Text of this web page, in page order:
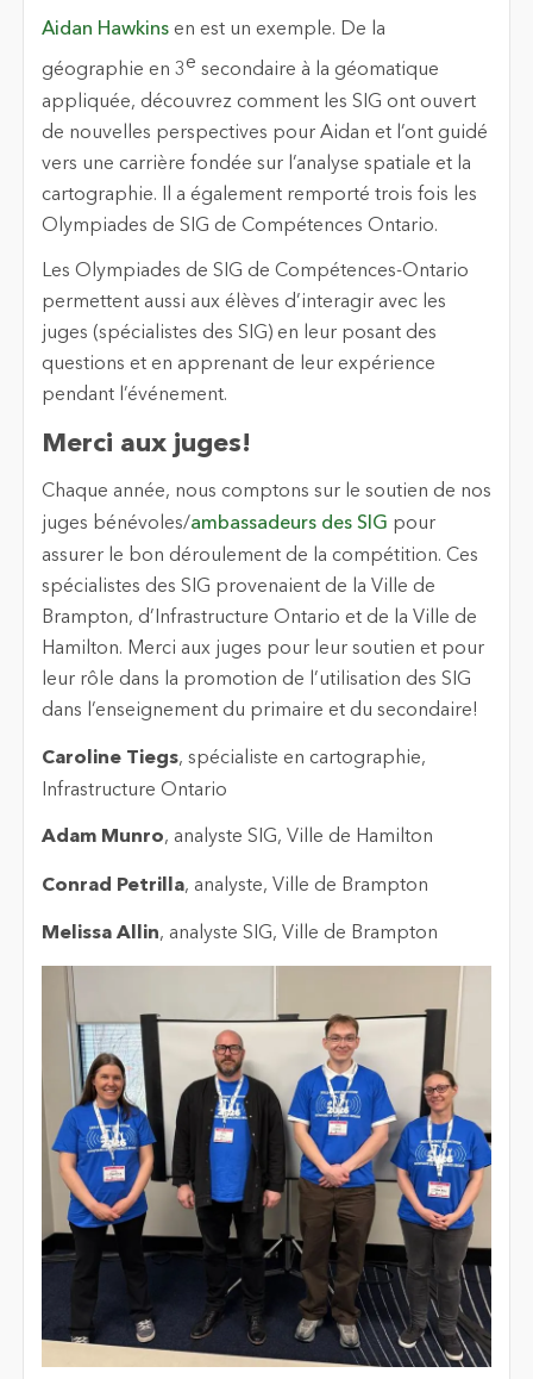
Aidan Hawkinsen est un exemple. De la
géographie en 3e secondaire à la géomatique
appliquée, découvrez comment les SIG ont ouvert
de nouvelles perspectives pour Aidan et l’ont guidé
vers une carrière fondée sur l’analyse spatiale et la
cartographie. Il a également remporté trois fois les
Olympiades de SIG de Compétences Ontario.
Les Olympiades de SIG de Compétences-Ontario
permettent aussi aux élèves d’interagir avec les
juges (spécialistes des SIG) en leur posant des
questions et en apprenant de leur expérience
pendant l’événement.
Merci aux juges!
Chaque année, nous comptons sur le soutien de nos
juges bénévoles/ambassadeurs des SIG pour
assurer le bon déroulement de la compétition. Ces
spécialistes des SIG provenaient de la Ville de
Brampton, d’Infrastructure Ontario et de la Ville de
Hamilton. Merci aux juges pour leur soutien et pour
leur rôle dans la promotion de l’utilisation des SIG
dans l’enseignement du primaire et du secondaire!
Caroline Tiegs, spécialiste en cartographie,
Infrastructure Ontario
Adam Munro, analyste SIG, Ville de Hamilton
Conrad Petrilla, analyste, Ville de Brampton
Melissa Allin, analyste SIG, Ville de Brampton